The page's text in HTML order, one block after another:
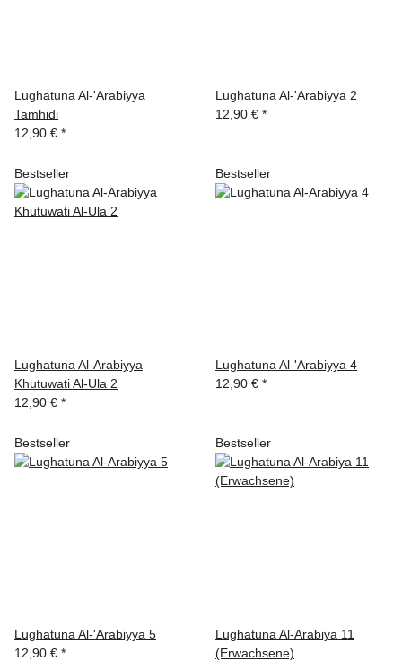
Lughatuna Al-'Arabiyya
Tamhidi
12,90 € *
Lughatuna Al-'Arabiyya 2
12,90 € *
Bestseller
Lughatuna Al-Arabiyya
Khutuwati Al-Ula 2
12,90 € *
Bestseller
Lughatuna Al-'Arabiyya 4
12,90 € *
Bestseller
Lughatuna Al-'Arabiyya 5
12,90 € *
Bestseller
Lughatuna Al-Arabiya 11
(Erwachsene)